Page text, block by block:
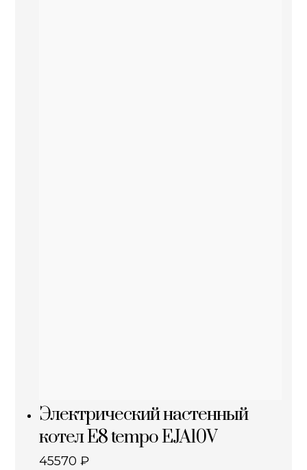
Электрический настенный
котел E8 tempo EJA10V
45570₽